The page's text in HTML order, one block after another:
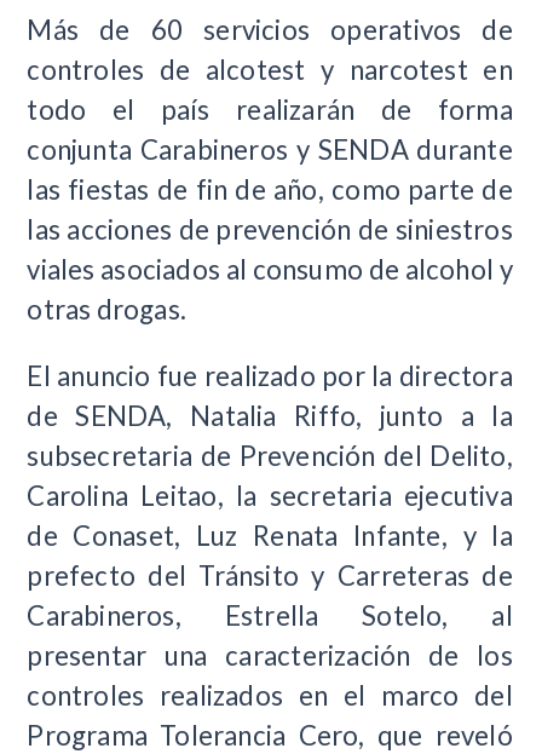
Más de 60 servicios operativos de
controles de alcotest y narcotest en
todo el país realizarán de forma
conjunta Carabineros y SENDA durante
las fiestas de fin de año, como parte de
las acciones de prevención de siniestros
viales asociados al consumo de alcohol y
otras drogas.
El anuncio fue realizado por la directora
de SENDA, Natalia Riffo, junto a la
subsecretaria de Prevención del Delito,
Carolina Leitao, la secretaria ejecutiva
de Conaset, Luz Renata Infante, y la
prefecto del Tránsito y Carreteras de
Carabineros, Estrella Sotelo, al
presentar una caracterización de los
controles realizados en el marco del
Programa Tolerancia Cero, que reveló